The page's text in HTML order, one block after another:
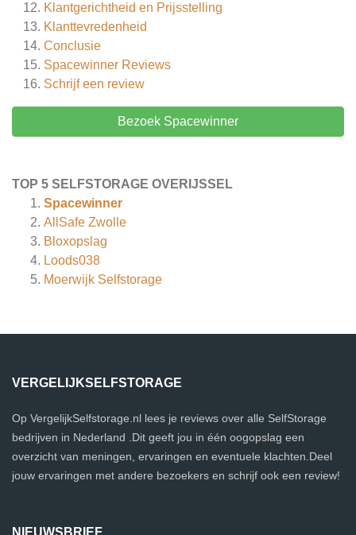
Klantgerichtheid en Prijsstelling
Klanttevredenheid
Conclusie
Spacewinner Reviews
Schrijf een review
Bezoek Spacewinner
TOP 5 SELFSTORAGE OVERIJSSEL
Spacewinner
AllSafe Zwolle
Bloxopslag
Loods038
Moerwijk Selfstorage
VERGELIJKSELFSTORAGE
Op VergelijkSelfstorage.nl lees je reviews over alle SelfStorage
bedrijven in Nederland .Dit geeft jou in één oogopslag een
overzicht van meningen, ervaringen en eventuele klachten.Deel
jouw ervaringen met andere bezoekers en schrijf ook een review!